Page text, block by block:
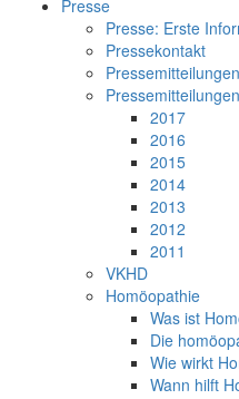
Presse
Presse: Erste
Pressekontakt
Pressemitteilungen
2017
2016
2015
2014
2013
2012
2011
VKHD
Homöopathie
Was ist
Die
Wie wirkt
Wann hilft